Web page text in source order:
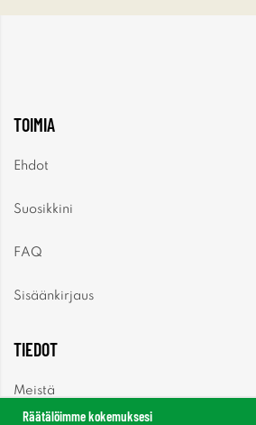
TOIMIA
Ehdot
Suosikkini
FAQ
Sisäänkirjaus
TIEDOT
Meistä
Räätälöimme kokemuksesi